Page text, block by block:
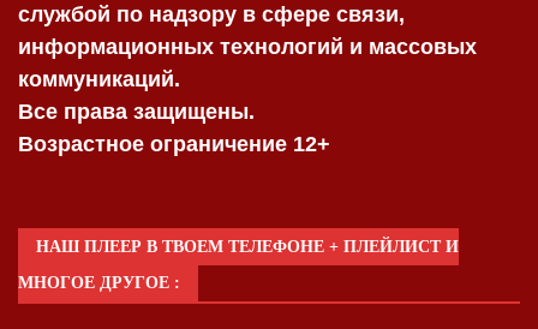
службой по надзору в сфере связи,
информационных технологий и массовых
коммуникаций.
Все права защищены.
Возрастное ограничение 12+
НАШ ПЛЕЕР В ТВОЕМ ТЕЛЕФОНЕ + ПЛЕЙЛИСТ И
МНОГОЕ ДРУГОЕ :